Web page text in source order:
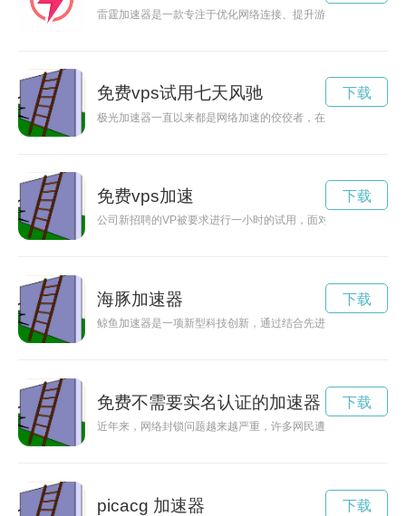
雷霆加速器是一款专注于优化网络连接、提升游戏体验的手机
免费vps试用七天风驰
极光加速器一直以来都是网络加速的佼佼者，在新推出的永久
下载
免费vps加速
公司新招聘的VP被要求进行一小时的试用，面对着高度紧张的
下载
海豚加速器
鲸鱼加速器是一项新型科技创新，通过结合先进的生物学和机
下载
免费不需要实名认证的加速器
近年来，网络封锁问题越来越严重，许多网民遭受信息的屏蔽
下载
picacg 加速器 下载